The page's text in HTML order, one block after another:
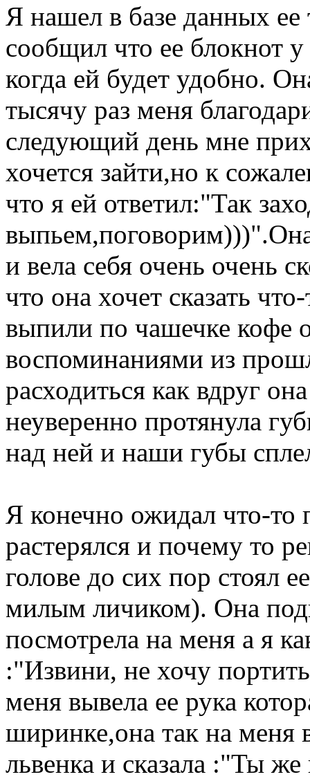
Я нашел в базе данных
сообщил что ее блокнот
когда ей будет удобно.
тысячу раз меня
следующий день мне
хочется зайти,но к
что я ей ответил:"Так
и вела себя очень очень
что она хочет сказать
выпили по чашечке кофе
воспоминаниями из
расходиться как вдруг
неуверенно протянула
над ней и наши губы
Я конечно ожидал что-то
растерялся и почему то
голове до сих пор стоял
милым личиком). Она
посмотрела на меня а я
:"Извини, не хочу
меня вывела ее рука
ширинке,она так на меня
львенка и сказала :"Ты